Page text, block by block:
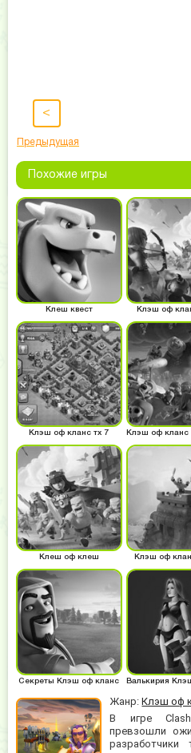
<
Предыдущая
Жанр:Клэш оф
В игре
превзошли
разработчики
Похожие игры
Клеш квест Клэш оф
Клэш оф кланс тх 7
Клеш оф клеш Клэш оф
Секреты Клэш оф кланс